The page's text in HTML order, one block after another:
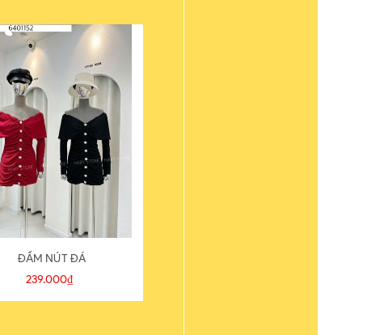
ĐẦM NÚT ĐÁ
239.000₫